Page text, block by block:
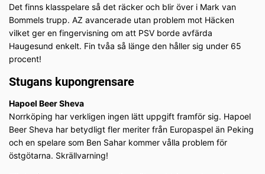
Det finns klasspelare så det räcker och blir över i Mark van
Bommels trupp. AZ avancerade utan problem mot Häcken
vilket ger en fingervisning om att PSV borde avfärda
Haugesund enkelt. Fin tvåa så länge den håller sig under 65
procent!
Stugans kupongrensare
Hapoel Beer Sheva
Norrköping har verkligen ingen lätt uppgift framför sig. Hapoel
Beer Sheva har betydligt fler meriter från Europaspel än Peking
och en spelare som Ben Sahar kommer vålla problem för
östgötarna. Skrällvarning!